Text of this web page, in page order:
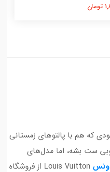
که هم با پالتوهای زمستانی
ست بشه، اما مدل‌های
ونس